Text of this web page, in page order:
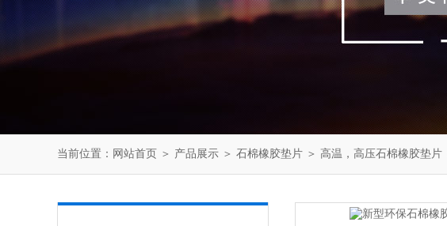
当前位置： 网站首页 ＞ 产品展示 ＞ 石棉橡胶垫片 ＞ 高温，高压石棉橡胶垫片